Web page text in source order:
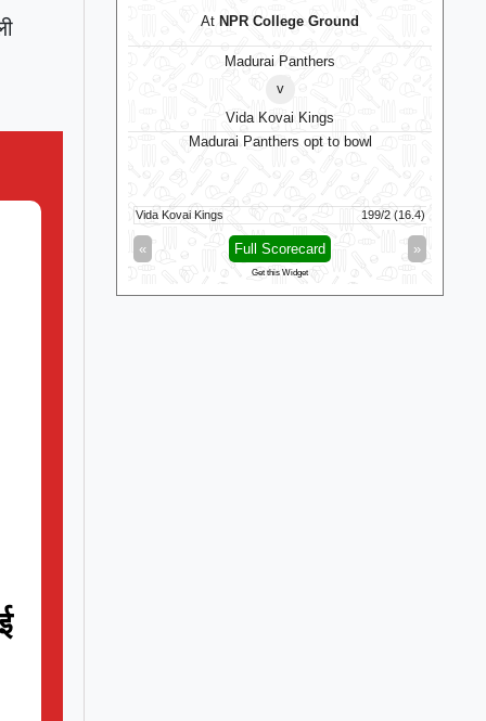
121/5 (100)
At NPR College Ground
Madurai Panthers
v
Vida Kovai Kings
Madurai Panthers opt to bowl
Vida Kovai Kings 199/2 (16.4)
« »
Full Scorecard
Get this Widget